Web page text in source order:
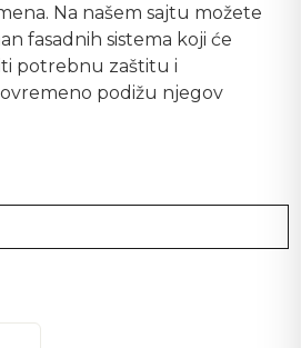
Na našem sajtu možete
fasadnih sistema koji će
potrebnu zaštitu i
podižu njegov